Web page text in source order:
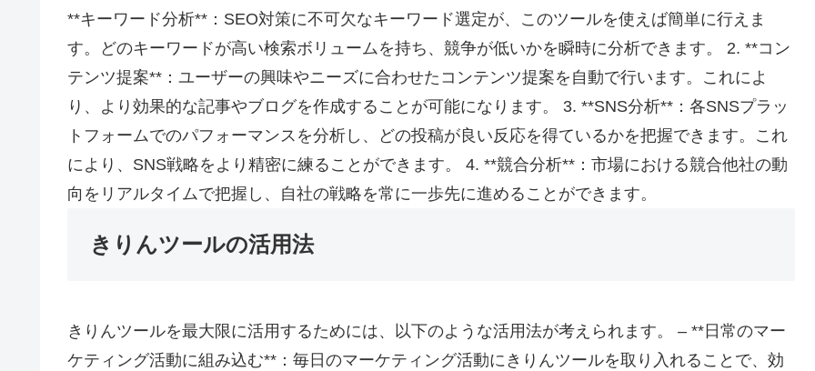
**キーワード分析**：SEO対策に不可欠なキーワード選定が、このツールを使えば簡単に行えま
す。どのキーワードが高い検索ボリュームを持ち、競争が低いかを瞬時に分析できます。 2. **コン
テンツ提案**：ユーザーの興味やニーズに合わせたコンテンツ提案を自動で行います。これによ
り、より効果的な記事やブログを作成することが可能になります。 3. **SNS分析**：各SNSプラッ
トフォームでのパフォーマンスを分析し、どの投稿が良い反応を得ているかを把握できます。これ
により、SNS戦略をより精密に練ることができます。 4. **競合分析**：市場における競合他社の動
向をリアルタイムで把握し、自社の戦略を常に一歩先に進めることができます。
きりんツールの活用法
きりんツールを最大限に活用するためには、以下のような活用法が考えられます。 – **日常のマー
ケティング活動に組み込む**：毎日のマーケティング活動にきりんツールを取り入れることで、効